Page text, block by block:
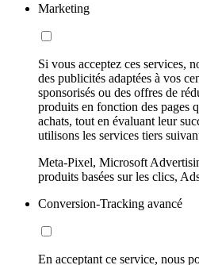
Marketing
Si vous acceptez ces services,
des publicités adaptées à vos
sponsorisés ou des offres de
produits en fonction des pages
achats, tout en évaluant leur
utilisons les services tiers
Meta-Pixel, Microsoft
produits basées sur les clics,
Conversion-Tracking avancé
En acceptant ce service, nous